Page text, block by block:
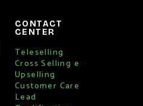
CONTACT
CENTER
Teleselling
Cross Selling e
Upselling
Customer Care
Lead